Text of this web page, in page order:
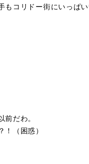
もコリドー街にいっぱい
前だわ。
！（困惑）